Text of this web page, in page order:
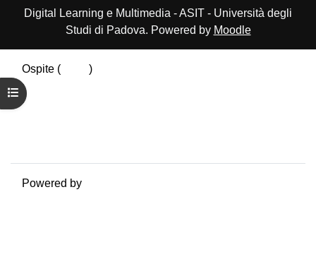
Apri indice del corso
Digital Learning e Multimedia - ASIT - Università degli
Studi di Padova. Powered by Moodle
Ospite (
)
Riepilogo della conservazione dei dati
Politiche
Powered by